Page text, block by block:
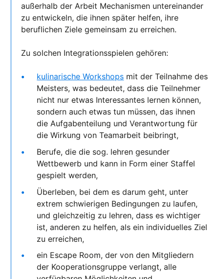
außerhalb der Arbeit Mechanismen untereinander
zu entwickeln, die ihnen später helfen, ihre
beruflichen Ziele gemeinsam zu erreichen.
Zu solchen Integrationsspielen gehören:
kulinarische Workshops mit der Teilnahme des
Meisters, was bedeutet, dass die Teilnehmer
nicht nur etwas Interessantes lernen können,
sondern auch etwas tun müssen, das ihnen
die Aufgabenteilung und Verantwortung für
die Wirkung von Teamarbeit beibringt,
Berufe, die die sog. lehren gesunder
Wettbewerb und kann in Form einer Staffel
gespielt werden,
Überleben, bei dem es darum geht, unter
extrem schwierigen Bedingungen zu laufen,
und gleichzeitig zu lehren, dass es wichtiger
ist, anderen zu helfen, als ein individuelles Ziel
zu erreichen,
ein Escape Room, der von den Mitgliedern
der Kooperationsgruppe verlangt, alle